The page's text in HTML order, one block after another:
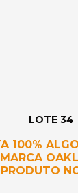
LOTE 34
100%
PRODUTO